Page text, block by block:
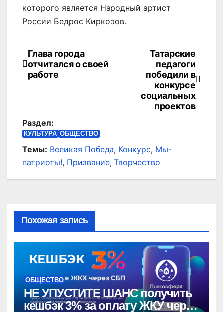
которого является Народный артист
России Бедрос Киркоров.
Навигация
по
Татарские
педагоги
победили в
конкурсе
социальных
проектов
Глава города
отчитался о своей
работе
Раздел:
КУЛЬТУРА ОБЩЕСТВО
Темы: Великая Победа, Конкурс, Мы-
патриоты!, Призвание, Творчество
Похожая запись
ОБЩЕСТВО
НЕ УПУСТИТЕ ШАНС получить
кешбэк 3% за оплату ЖКУ через